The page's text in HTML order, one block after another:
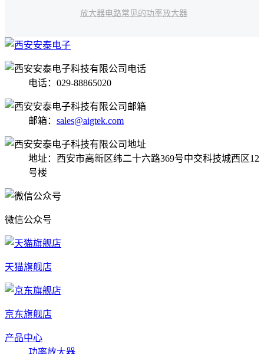
放大器电路常见的功率放大器
电话：029-88865020
邮箱： sales@aigtek.com
地址：西安市高新区纬二十六路369号中交科技城西区12
号楼
微信公众号
天猫旗舰店
京东旗舰店
产品中心